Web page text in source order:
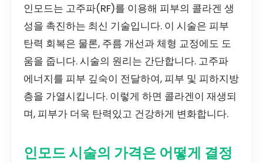
인모드는 고주파(RF)를 이용해 피부의 콜라겐 생
성을 촉진하는 최신 기술입니다. 이 시술은 피부
탄력 회복은 물론, 주름 개선과 체형 교정에도 도
움을 줍니다. 시술의 원리는 간단합니다. 고주파
에너지를 피부 깊숙이 전달하여, 피부 및 피하지방
층을 가열시킵니다. 이렇게 하면 콜라겐이 재생되
며, 피부가 더욱 탄력있고 건강하게 변화합니다.
인모드 시술의 가격은 어떻게 결정